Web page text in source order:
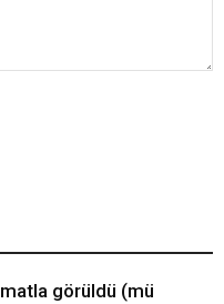
görüldü (mü